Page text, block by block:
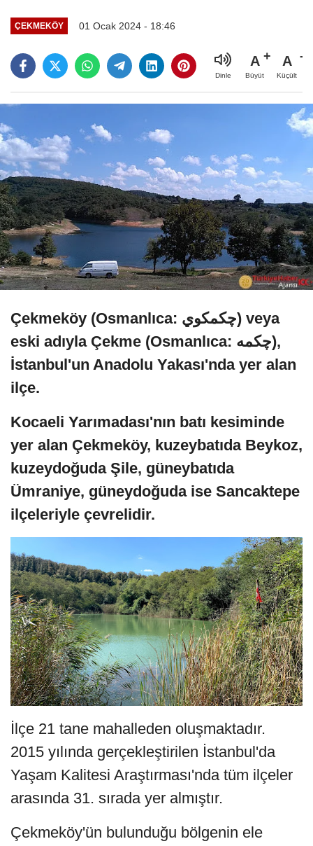
ÇEKMEKÖY 01 Ocak 2024 - 18:46
Dinle
A
Büyüt
A
Küçült
Çekmeköy (Osmanlıca: چكمكوي) veya
eski adıyla Çekme (Osmanlıca: چكمه),
İstanbul'un Anadolu Yakası'nda yer alan
ilçe.
Kocaeli Yarımadası'nın batı kesiminde
yer alan Çekmeköy, kuzeybatıda Beykoz,
kuzeydoğuda Şile, güneybatıda
Ümraniye, güneydoğuda ise Sancaktepe
ilçeleriyle çevrelidir.
İlçe 21 tane mahalleden oluşmaktadır.
2015 yılında gerçekleştirilen İstanbul'da
Yaşam Kalitesi Araştırması'nda tüm ilçeler
arasında 31. sırada yer almıştır.
Çekmeköy'ün bulunduğu bölgenin ele